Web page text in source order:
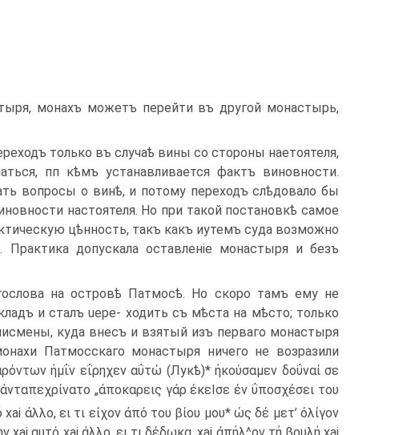
монахъ можетъ перейти въ другой монастырь,
только въ случаѣ вины со стороны наетоятеля,
пп кѣмъ устанавливается фактъ виновности.
вопросы о винѣ, и потому переходъ слѣдовало бы
настоятеля. Ho при такой постановкѣ самое
цѣнность, такъ какъ иутемъ суда возможно
допускала оставленіе монастыря и безъ
на островѣ Патмосѣ. Ho скоро тамъ ему не
и сталъ uepe- ходить съ мѣста на мѣсто; только
куда внесъ и взятый изъ перваго монастыря
Патмосскаго монастыря ничего не возразили
ήμΐν εΐρηχεν αΰτώ (Лукѣ)* ήκούσαμεν δοΰναί σε
„άποκαρεις γάρ έκεΙσε έν ΰποσχέσει του
άλλο, ει τι είχον άπό του βίου μου* ώς δέ μετ’ όλίγον